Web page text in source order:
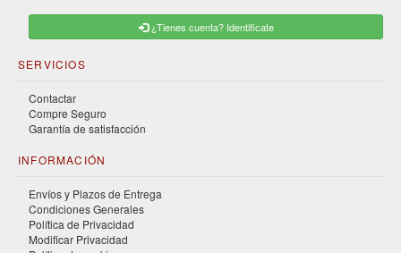
¿Tienes cuenta? Identificate
SERVICIOS
Contactar
Compre Seguro
Garantía de satisfacción
INFORMACIÓN
Envíos y Plazos de Entrega
Condiciones Generales
Política de Privacidad
Modificar Privacidad